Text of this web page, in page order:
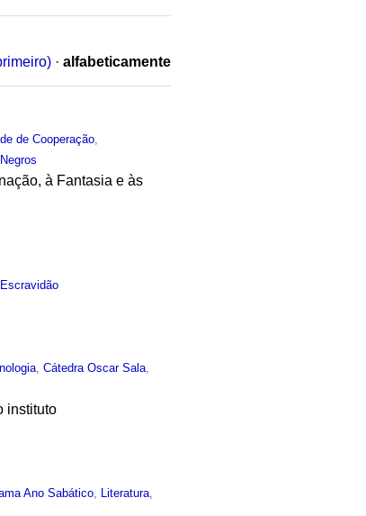
· alfabeticamente
de Cooperação
Negros
à Fantasia e às
Escravidão
,Cátedra Oscar Sala,
instituto
Ano Sabático, Literatura,